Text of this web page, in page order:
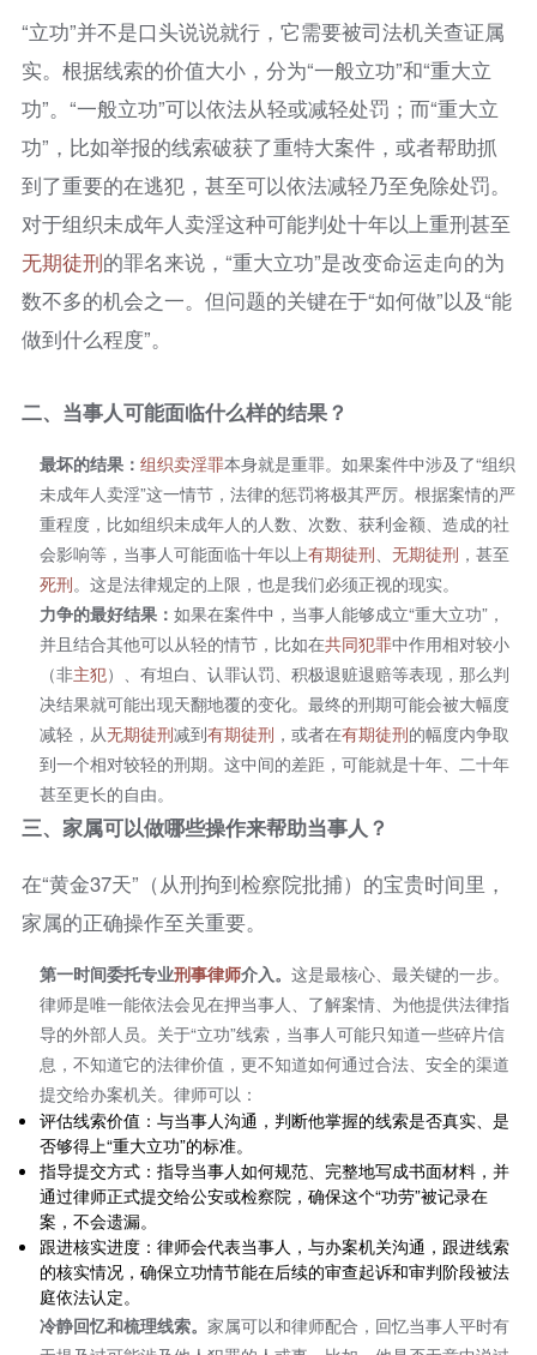
“立功”并不是口头说说就行，它需要被司法机关查证属
实。根据线索的价值大小，分为“一般立功”和“重大立
功”。“一般立功”可以依法从轻或减轻处罚；而“重大立
功”，比如举报的线索破获了重特大案件，或者帮助抓
到了重要的在逃犯，甚至可以依法减轻乃至免除处罚。
对于组织未成年人卖淫这种可能判处十年以上重刑甚至
无期徒刑的罪名来说，“重大立功”是改变命运走向的为
数不多的机会之一。但问题的关键在于“如何做”以及“能
做到什么程度”。
二、 当事人可能面临什么样的结果？
最坏的结果： 组织卖淫罪本身就是重罪。如果案件中涉及了“组织
未成年人卖淫”这一情节，法律的惩罚将极其严厉。根据案情的严
重程度，比如组织未成年人的人数、次数、获利金额、造成的社
会影响等，当事人可能面临十年以上有期徒刑、 无期徒刑 ，甚至
死刑。这是法律规定的上限，也是我们必须正视的现实。
力争的最好结果： 如果在案件中，当事人能够成立“重大立功”，
并且结合其他可以从轻的情节，比如在共同犯罪中作用相对较小
（非主犯）、有坦白、认罪认罚、积极退赃退赔等表现，那么判
决结果就可能出现天翻地覆的变化。最终的刑期可能会被大幅度
减轻，从无期徒刑减到有期徒刑 ，或者在有期徒刑的幅度内争取
到一个相对较轻的刑期。这中间的差距，可能就是十年、二十年
甚至更长的自由。
三、 家属可以做哪些操作来帮助当事人？
在“黄金37天”（从刑拘到检察院批捕）的宝贵时间里，
家属的正确操作至关重要。
第一时间委托专业刑事律师介入。 这是最核心、最关键的一步。
律师是唯一能依法会见在押当事人、了解案情、为他提供法律指
导的外部人员。关于“立功”线索，当事人可能只知道一些碎片信
息，不知道它的法律价值，更不知道如何通过合法、安全的渠道
提交给办案机关。律师可以：
评估线索价值：与当事人沟通，判断他掌握的线索是否真实、是
否够得上“重大立功”的标准。
指导提交方式：指导当事人如何规范、完整地写成书面材料，并
通过律师正式提交给公安或检察院，确保这个“功劳”被记录在
案，不会遗漏。
跟进核实进度：律师会代表当事人，与办案机关沟通，跟进线索
的核实情况，确保立功情节能在后续的审查起诉和审判阶段被法
庭依法认定。
冷静回忆和梳理线索。 家属可以和律师配合，回忆当事人平时有